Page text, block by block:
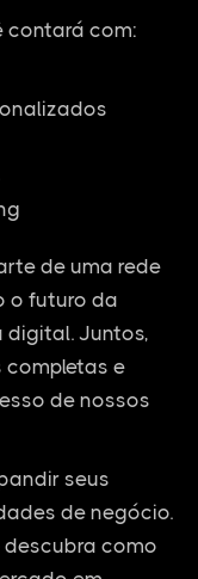
contará com:
de uma rede
o futuro da
digital. Juntos,
completas e
de nossos
seus
de negócio.
descubra como